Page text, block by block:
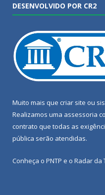
DESENVOLVIDO POR CR2
Muito mais que criar site ou
Realizamos uma assessoria
contrato que todas as
pública serão atendidas.
Conheça o PNTP e o Radar da